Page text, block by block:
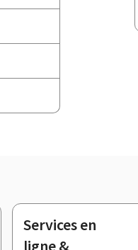
Services en